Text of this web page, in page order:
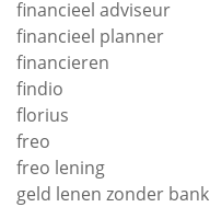
financieel adviseur
financieel planner
financieren
findio
florius
freo
freo lening
geld lenen zonder bank